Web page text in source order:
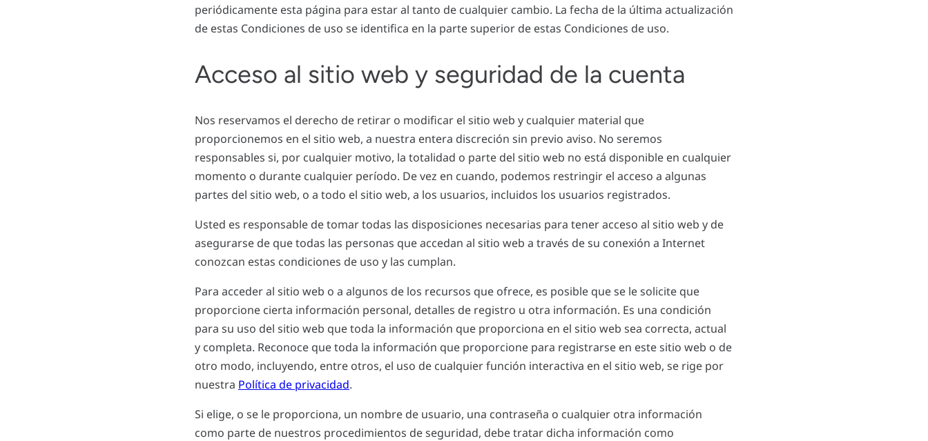
periódicamente esta página para estar al tanto de cualquier cambio. La fecha de la última actualización
de estas Condiciones de uso se identifica en la parte superior de estas Condiciones de uso.
Acceso al sitio web y seguridad de la cuenta
Nos reservamos el derecho de retirar o modificar el sitio web y cualquier material que
proporcionemos en el sitio web, a nuestra entera discreción sin previo aviso. No seremos
responsables si, por cualquier motivo, la totalidad o parte del sitio web no está disponible en cualquier
momento o durante cualquier período. De vez en cuando, podemos restringir el acceso a algunas
partes del sitio web, o a todo el sitio web, a los usuarios, incluidos los usuarios registrados.
Usted es responsable de tomar todas las disposiciones necesarias para tener acceso al sitio web y de
asegurarse de que todas las personas que accedan al sitio web a través de su conexión a Internet
conozcan estas condiciones de uso y las cumplan.
Para acceder al sitio web o a algunos de los recursos que ofrece, es posible que se le solicite que
proporcione cierta información personal, detalles de registro u otra información. Es una condición
para su uso del sitio web que toda la información que proporciona en el sitio web sea correcta, actual
y completa. Reconoce que toda la información que proporcione para registrarse en este sitio web o de
otro modo, incluyendo, entre otros, el uso de cualquier función interactiva en el sitio web, se rige por
nuestra Política de privacidad.
Si elige, o se le proporciona, un nombre de usuario, una contraseña o cualquier otra información
como parte de nuestros procedimientos de seguridad, debe tratar dicha información como